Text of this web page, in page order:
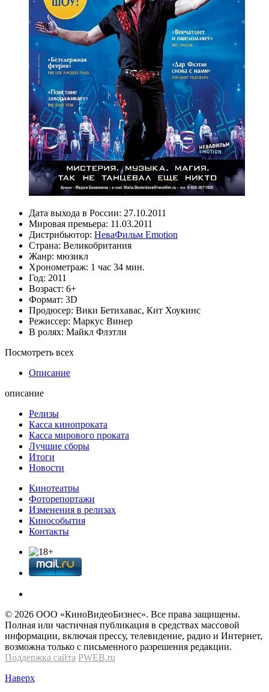
Дата выхода в России: 27.10.2011
Мировая премьера: 11.03.2011
Дистрибьютор: НеваФильм Emotion
Страна: Великобритания
Жанр: мюзикл
Хронометраж: 1 час 34 мин.
Год: 2011
Возраст: 6+
Формат: 3D
Продюсер: Вики Бетихавас, Кит Хоукинс
Режиссер: Маркус Винер
В ролях: Майкл Флэтли
Посмотреть всех
Описание
описание
Релизы
Касса кинопроката
Касса мирового проката
Лучшие сборы
Итоги
Новости
Кинотеатры
Фоторепортажи
Изменения в релизах
Кинособытия
Контакты
© 2026 OOО «КиноВидеоБизнес». Все права защищены.
Полная или частичная публикация в средствах массовой
информации, включая прессу, телевидение, радио и Интернет,
возможна только с письменного разрешения редакции.
Поддержка сайта PWEB.ru
Наверх